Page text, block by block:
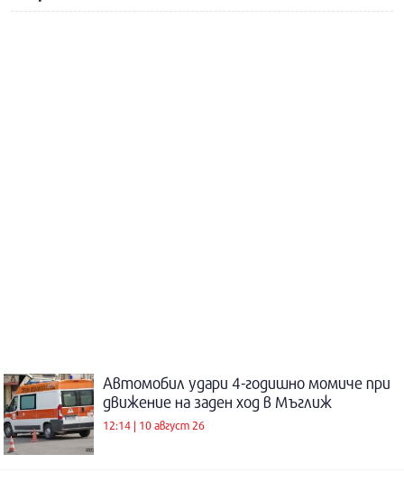
Автомобил удари 4-годишно момиче при
движение на заден ход в Мъглиж
12:14 | 10 август 26